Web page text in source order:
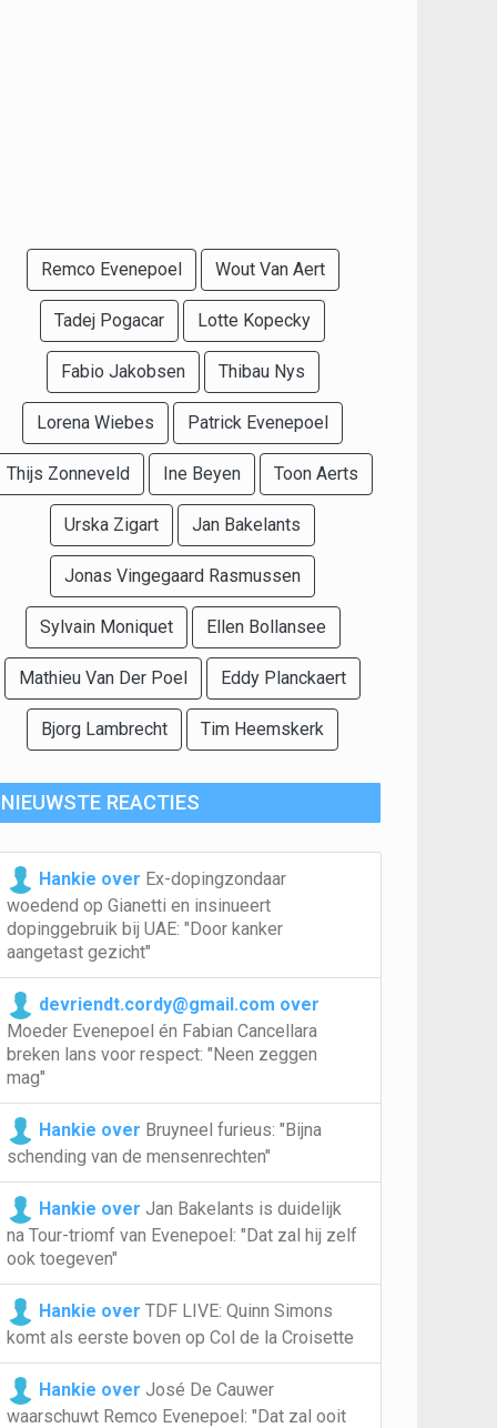
Remco Evenepoel Wout Van Aert
Tadej Pogacar Lotte Kopecky
Fabio Jakobsen Thibau Nys
Lorena Wiebes Patrick Evenepoel
Thijs Zonneveld Ine Beyen Toon Aerts
Urska Zigart Jan Bakelants
Jonas Vingegaard Rasmussen
Sylvain Moniquet Ellen Bollansee
Mathieu Van Der Poel Eddy Planckaert
Bjorg Lambrecht Tim Heemskerk
NIEUWSTE REACTIES
Hankie over Ex-dopingzondaar
woedend op Gianetti en insinueert
dopinggebruik bij UAE: "Door kanker
aangetast gezicht"
devriendt.cordy@gmail.com over
Moeder Evenepoel én Fabian Cancellara
breken lans voor respect: "Neen zeggen
mag"
Hankie over Bruyneel furieus: "Bijna
schending van de mensenrechten"
Hankie over Jan Bakelants is duidelijk
na Tour-triomf van Evenepoel: "Dat zal hij zelf
ook toegeven"
Hankie over TDF LIVE: Quinn Simons
komt als eerste boven op Col de la Croisette
Hankie over José De Cauwer
waarschuwt Remco Evenepoel: "Dat zal ooit